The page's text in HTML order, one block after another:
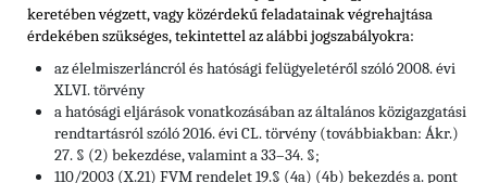
keretében végzett, vagy közérdekű feladatainak végrehajtása
érdekében szükséges, tekintettelaz alábbi jogszabályokra:
az élelmiszerláncról és hatósági felügyeletéről szóló 2008. évi
XLVI. törvény
a hatósági eljárások vonatkozásában az általános közigazgatási
rendtartásról szóló 2016. évi CL. törvény (továbbiakban: Ákr.)
27. § (2) bekezdése, valamint a 33–34. §;
110/2003 (X.21) FVM rendelet 19.§ (4a) (4b) bekezdés a. pont